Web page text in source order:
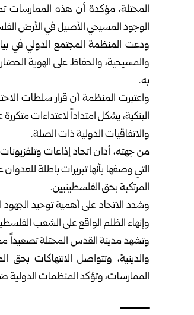
المحتلة، مؤكدة أن هذه الممارسات
الوجود المسيحي الأصيل في الأرض
ودعت المنظمة المجتمع الدولي في
والمسيحية، والحفاظ على الهوية
به.
واعتبرت المنظمة أن قرار سلطات
البنكية، يشكل امتداداً لاعتداءات
والاتفاقيات الدولية ذات الصلة.
من جهته، أدان اتحاد إذاعات
التي وصفها بأنها تبريرات باطلة
المرتكبة بحق الفلسطينيين.
وشدد الاتحاد على أهمية توحيد الجهود
وإنهاء الظلم الواقع على الشعب
وتشهد مدينة القدس المحتلة تصعيداً
والدينية، وتتواصل الانتهاكات
الممارسات، وتؤكد المنظمات الدولية